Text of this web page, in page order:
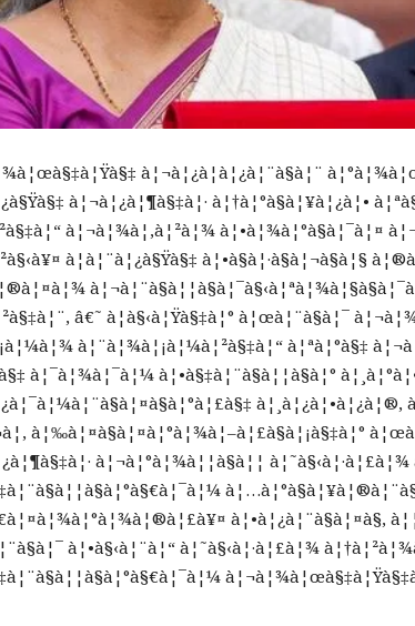
à¦¬à¦¿à¦­à¦¿à¦¨à§à¦¨
à¦¬à¦¿à¦¶à§‡à¦· à¦†à¦°à§à¦¥à¦¿à¦•
à¦¬à¦¾à¦‚à¦²à¦¾ à¦•à¦¾à¦°à§à¦¯à¦¤
à¦à¦¨à¦¿à§Ÿà§‡ à¦•à§à¦·à§à¦¬à§à¦§
â€˜ à¦­à§‹à¦Ÿà§‡à¦° à¦œà¦¨à§à¦¯
à¦¨à¦¾à¦¡à¦¼à¦²à§‡à¦“ à¦ªà¦°à§‡
à¦¯à¦¾à¦¯à¦¼ à¦•à§‡à¦¨à§à¦¦à§à¦°
à¦‰à¦¤à§à¦¤à¦°à¦¾à¦–à¦£à§à¦¡à§‡à¦°
à¦¬à¦°à¦¾à¦¦à§à¦¦ à¦˜à§‹à¦·à¦£à¦¾
à¦•à¦¿à¦¨à§à¦¤à§,
à¦•à§‹à¦¨à¦“ à¦˜à§‹à¦·à¦£à¦¾